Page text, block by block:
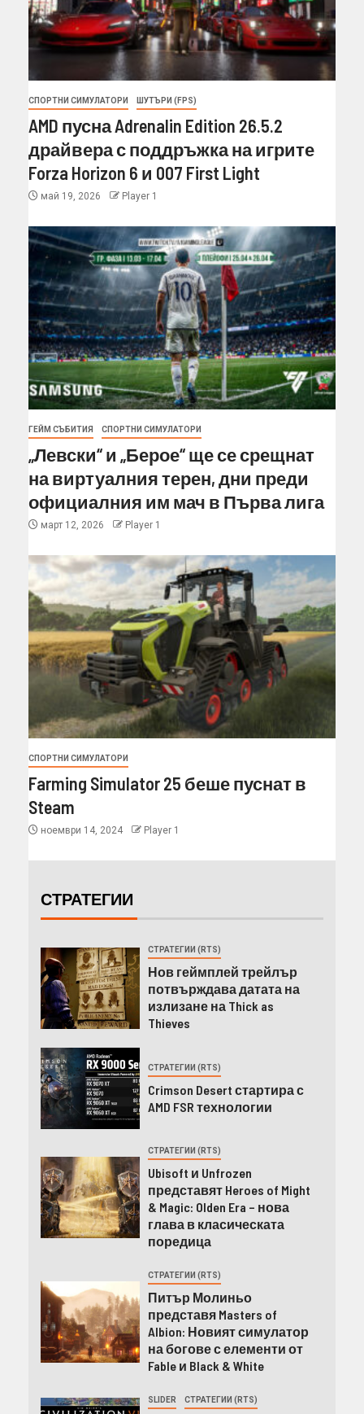
СПОРТНИ СИМУЛАТОРИ ШУТЪРИ (FPS)
AMD пусна Adrenalin Edition 26.5.2
драйвера с поддръжка на игрите
Forza Horizon 6 и 007 First Light
май 19, 2026 Player 1
ГЕЙМ СЪБИТИЯ СПОРТНИ СИМУЛАТОРИ
„Левски“ и „Берое“ ще се срещнат
на виртуалния терен, дни преди
официалния им мач в Първа лига
март 12, 2026 Player 1
СПОРТНИ СИМУЛАТОРИ
Farming Simulator 25 беше пуснат в
Steam
ноември 14, 2024 Player 1
СТРАТЕГИИ
СТРАТЕГИИ (RTS)
Нов геймплей трейлър
потвърждава датата на
излизане на Thick as
Thieves
СТРАТЕГИИ (RTS)
Crimson Desert стартира с
AMD FSR технологии
СТРАТЕГИИ (RTS)
Ubisoft и Unfrozen
представят Heroes of Might
& Magic: Olden Era – нова
глава в класическата
поредица
СТРАТЕГИИ (RTS)
Питър Молиньо
представя Masters of
Albion: Новият симулатор
на богове с елементи от
Fable и Black & White
SLIDER СТРАТЕГИИ (RTS)